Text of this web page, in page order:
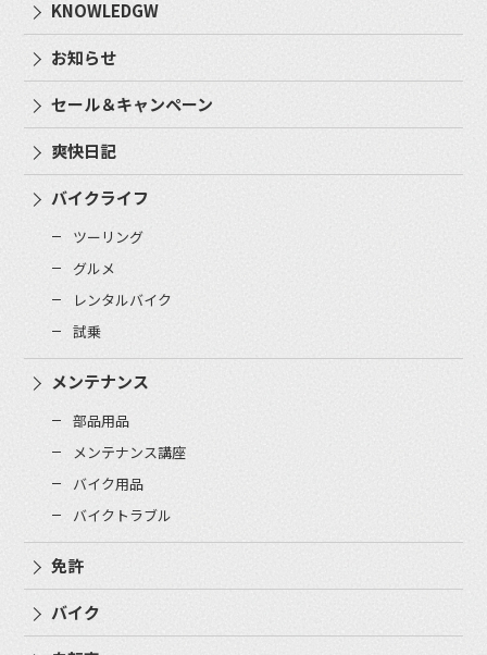
KNOWLEDGW
お知らせ
セール＆キャンペーン
爽快日記
バイクライフ
ツーリング
グルメ
レンタルバイク
試乗
メンテナンス
部品用品
メンテナンス講座
バイク用品
バイクトラブル
免許
バイク